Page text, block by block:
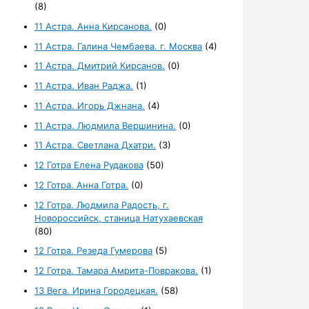
(8)
11 Астра. Анна Кирсанова. (0)
11 Астра. Галина Чембаева. г. Москва (4)
11 Астра. Дмитрий Кирсанов. (0)
11 Астра. Иван Раджа. (1)
11 Астра. Игорь Джнана. (4)
11 Астра. Людмила Вершинина. (0)
11 Астра. Светлана Дхатри. (3)
12 Готра Елена Рудакова (50)
12 Готра. Анна Готра. (0)
12 Готра. Людмила Радость, г.
Новороссийск, станица Натухаевская
(80)
12 Готра. Резеда Гумерова (5)
12 Готра. Тамара Амрита-Повракова. (1)
13 Вега. Ирина Городецкая. (58)